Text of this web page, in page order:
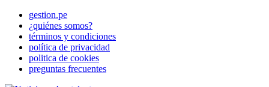
gestion.pe
¿quiénes somos?
términos y condiciones
política de privacidad
politica de cookies
preguntas frecuentes